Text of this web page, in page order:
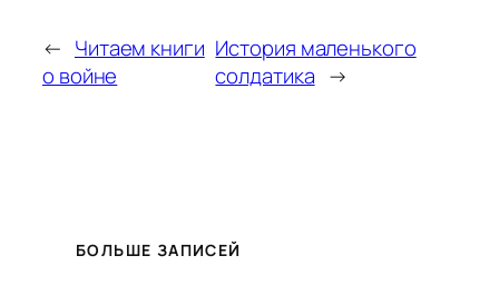
← Читаем книги
о войне
История маленького
солдатика →
БОЛЬШЕ ЗАПИСЕЙ